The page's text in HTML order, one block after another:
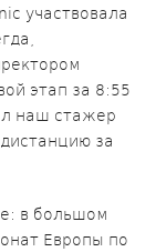
участвовала
этап за 8:55
наш стажер
за
в большом
Европы по